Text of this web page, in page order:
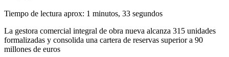
Tiempo de lectura aprox: 1 minutos, 33 segundos
La gestora comercial integral de obra nueva alcanza 315 unidades
formalizadas y consolida una cartera de reservas superior a 90
millones de euros